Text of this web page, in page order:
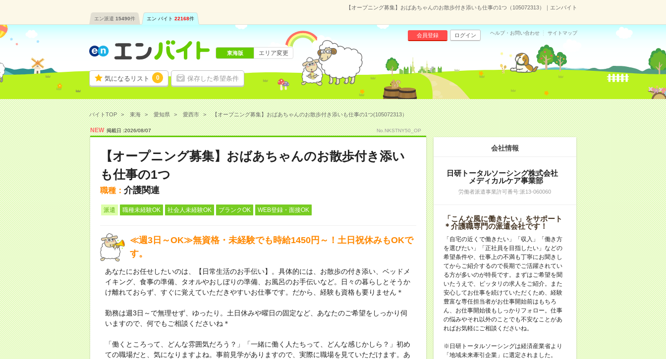
【オープニング募集】おばあちゃんのお散歩付き添いも仕事の1つ（105072313）｜エンバイト
エン派遣 15490件 エン バイト 22168件
気になるリスト 0 保存した希望条件
会員登録 ログイン ヘルプ・お問い合わせ サイトマップ
東海版 エリア変更
バイトTOP 東海 愛知県 愛西市 【オープニング募集】おばあちゃんのお散歩付き添いも仕事の1つ(105072313）
NEW 掲載日 :2026/08/07 No.NKSTNY50_OP
【オープニング募集】おばあちゃんのお散歩付き添い
も仕事の1つ
職種： 介護関連
派遣 職種未経験OK 社会人未経験OK ブランクOK WEB登録・面接OK
≪週3日～OK≫無資格・未経験でも時給1450円～！土日祝休みもOKで
す。
あなたにお任せしたいのは、【日常生活のお手伝い】。具体的には、お散歩の付き添い、ベッドメ
イキング、食事の準備、タオルやおしぼりの準備、お風呂のお手伝いなど。日々の暮らしとそうか
け離れておらず、すぐに覚えていただきやすいお仕事です。だから、経験も資格も要りません＊
勤務は週3日～で無理せず、ゆったり。土日休みや曜日の固定など、あなたのご希望をしっかり伺
いますので、何でもご相談くださいね＊
「働くところって、どんな雰囲気だろう？」「一緒に働く人たちって、どんな感じかしら？」初め
ての職場だと、気になりますよね。事前見学がありますので、実際に職場を見ていただけます。あ
会社情報
日研トータルソーシング株式会社
メディカルケア事業部
労働者派遣事業許可番号:派13-060060
「こんな風に働きたい」をサポート
＊介護職専門の派遣会社です！
「自宅の近くで働きたい」「収入」「働き方
を選びたい」「正社員を目指したい」などの
希望条件や、仕事上の不満も丁寧にお聞きし
てからご紹介するので長期でご活躍されてい
る方が多いのが特長です。まずはご希望を聞
いたうえで、ピッタリの求人をご紹介。また
安心してお仕事を続けていただくため、経験
豊富な専任担当者がお仕事開始前はもちろ
ん、お仕事開始後もしっかりフォロー。仕事
の悩みやそれ以外のことでも不安なことがあ
ればお気軽にご相談くださいね。
※日研トータルソーシングは経済産業省より
「地域未来牽引企業」に選定されました。